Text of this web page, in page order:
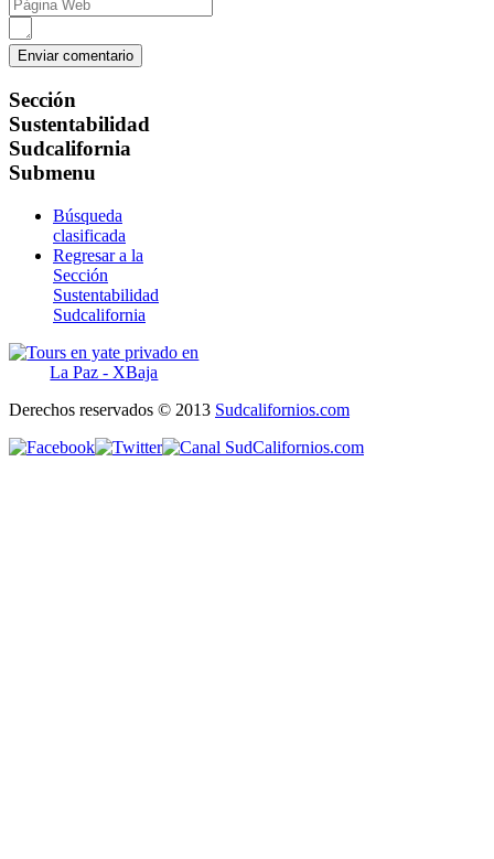
Sección
Sustentabilidad
Sudcalifornia
Submenu
Búsqueda
clasificada
Regresar a la
Sección
Sustentabilidad
Sudcalifornia
Derechos reservados © 2013 Sudcalifornios.com